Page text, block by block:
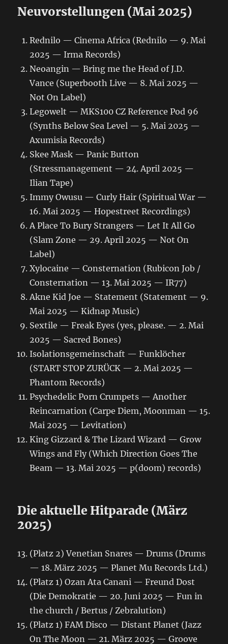
Neuvorstellungen (Mai 2025)
Rednilo — Cinema Africa (Rednilo — 9. Mai
2025 — Irma Records)
Neoangin — Bring me the Head of J.D.
Vance (Superbooth Live — 8. Mai 2025 —
Not On Label)
Legowelt — MKS100 CZ Reference Pod 96
(Synths Below Sea Level — 5. Mai 2025 —
Axumisia Records)
Skee Mask — Panic Button
(Stressmanagement — 24. April 2025 —
Ilian Tape)
Immy Owusu — Curly Hair (Spiritual War —
16. Mai 2025 — Hopestreet Recordings)
A Place To Bury Strangers — Let It All Go
(Slam Zone — 29. April 2025 — Not On
Label)
Xylocaine — Consternation (Rubicon Job /
Consternation — 13. Mai 2025 — IR77)
Akne Kid Joe — Statement (Statement — 9.
Mai 2025 — Kidnap Music)
Sextile — Freak Eyes (yes, please. — 2. Mai
2025 — Sacred Bones)
Isolationsgemeinschaft — Funklöcher
(START STOP ZURÜCK — 2. Mai 2025 —
Phantom Records)
Psychedelic Porn Crumpets — Another
Reincarnation (Carpe Diem, Moonman — 15.
Mai 2025 — Levitation)
King Gizzard & The Lizard Wizard — Grow
Wings and Fly (Which Direction Goes The
Beam — 13. Mai 2025 — p(doom) records)
Die aktuelle Hitparade (März
2025)
(Platz 2) Venetian Snares — Drums (Drums
— 18. März 2025 — Planet Mu Records Ltd.)
(Platz 1) Ozan Ata Canani — Freund Dost
(Die Demokratie — 20. Juni 2025 — Fun in
the church / Bertus / Zebralution)
(Platz 1) FAM Disco — Distant Planet (Jazz
On The Moon — 21. März 2025 — Groove